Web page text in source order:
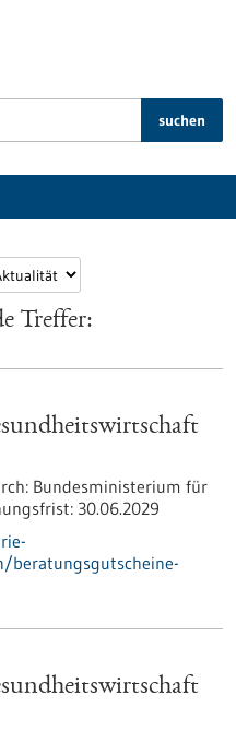
suchen
Treffer:
Bundesministerium für
30.06.2029
beratungsgutscheine-